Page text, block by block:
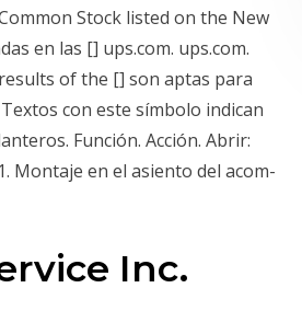
Stock listed on the New
en las [] ups.com. ups.com.
of the [] son aptas para
con este símbolo indican
Función. Acción. Abrir:
Montaje en el asiento del acom-
Inc.